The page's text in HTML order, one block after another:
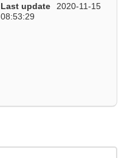
Last update
2020-11-15
08:53:29